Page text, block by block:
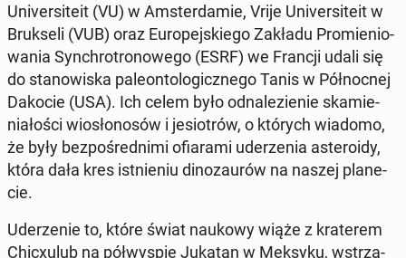
Uni­ver­si­te­it (VU) w Am­ster­da­mie, Vrije Uni­ver­si­te­it w
Bruk­se­li (VUB) oraz Eu­ro­pej­skie­go Zakładu Pro­mie­nio­
wa­nia Syn­chro­tro­no­we­go (ESRF) we Francji udali się
do sta­no­wi­ska pa­le­on­to­lo­gicz­ne­go Tanis w Pół­noc­nej
Dakocie (USA). Ich celem było od­na­le­zie­nie ska­mie­
nia­ło­ści wio­sło­no­sów i je­sio­trów, o których wiadomo,
że były bez­po­śred­ni­mi ofia­ra­mi ude­rze­nia aste­ro­idy,
która dała kres ist­nie­niu di­no­zau­rów na naszej pla­ne­
cie.
Ude­rze­nie to, które świat naukowy wiąże z kra­te­rem
Chi­cxu­lub na pół­wy­spie Jukatan w Meksyku, wstrzą­